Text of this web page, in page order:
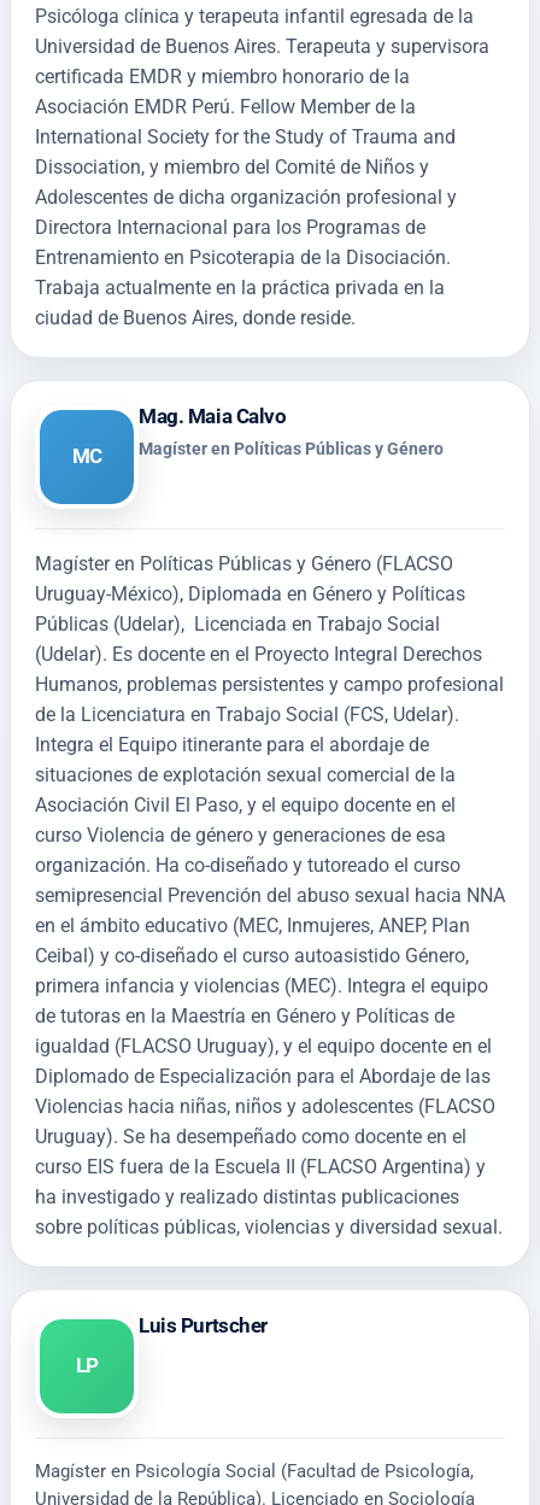
Psicóloga clínica y terapeuta infantil egresada de la
Universidad de Buenos Aires. Terapeuta y supervisora
certificada EMDR y miembro honorario de la
Asociación EMDR Perú. Fellow Member de la
International Society for the Study of Trauma and
Dissociation, y miembro del Comité de Niños y
Adolescentes de dicha organización profesional y
Directora Internacional para los Programas de
Entrenamiento en Psicoterapia de la Disociación.
Trabaja actualmente en la práctica privada en la
ciudad de Buenos Aires, donde reside.
MC
Mag. Maia Calvo
Magíster en Políticas Públicas y Género
Magíster en Políticas Públicas y Género (FLACSO
Uruguay-México), Diplomada en Género y Políticas
Públicas (Udelar), Licenciada en Trabajo Social
(Udelar). Es docente en el Proyecto Integral Derechos
Humanos, problemas persistentes y campo profesional
de la Licenciatura en Trabajo Social (FCS, Udelar).
Integra el Equipo itinerante para el abordaje de
situaciones de explotación sexual comercial de la
Asociación Civil El Paso, y el equipo docente en el
curso Violencia de género y generaciones de esa
organización. Ha co-diseñado y tutoreado el curso
semipresencial Prevención del abuso sexual hacia NNA
en el ámbito educativo (MEC, Inmujeres, ANEP, Plan
Ceibal) y co-diseñado el curso autoasistido Género,
primera infancia y violencias (MEC). Integra el equipo
de tutoras en la Maestría en Género y Políticas de
igualdad (FLACSO Uruguay), y el equipo docente en el
Diplomado de Especialización para el Abordaje de las
Violencias hacia niñas, niños y adolescentes (FLACSO
Uruguay). Se ha desempeñado como docente en el
curso EIS fuera de la Escuela II (FLACSO Argentina) y
ha investigado y realizado distintas publicaciones
sobre políticas públicas, violencias y diversidad sexual.
LP
Luis Purtscher
Magíster en Psicología Social (Facultad de Psicología,
Universidad de la República). Licenciado en Sociología